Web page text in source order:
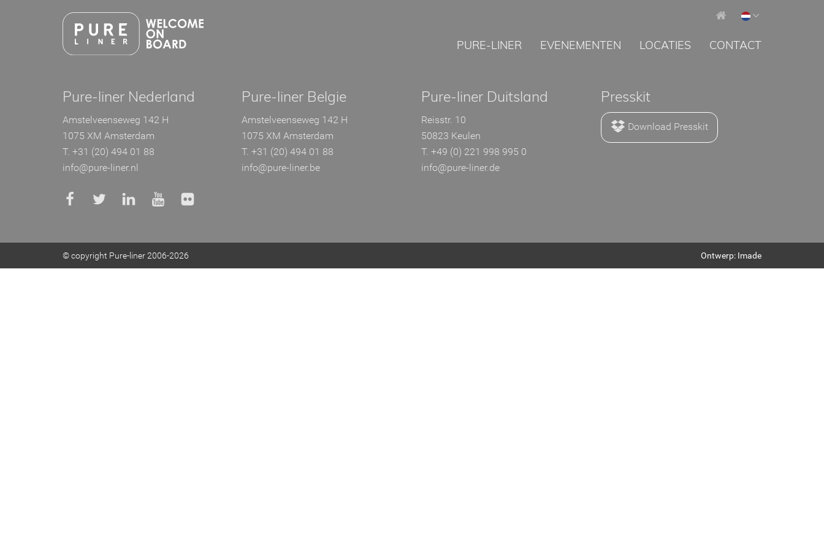
PURE-LINER EVENEMENTEN LOCATIES CONTACT
Pure-liner Nederland
Amstelveenseweg 142 H
1075 XM Amsterdam
T. +31 (20) 494 01 88
info@pure-liner.nl
Pure-liner Belgie
Amstelveenseweg 142 H
1075 XM Amsterdam
T. +31 (20) 494 01 88
info@pure-liner.be
Pure-liner Duitsland
Reisstr. 10
50823 Keulen
T. +49 (0) 221 998 995 0
info@pure-liner.de
Presskit
Download Presskit
© copyright Pure-liner 2006-2026 Ontwerp: Imade